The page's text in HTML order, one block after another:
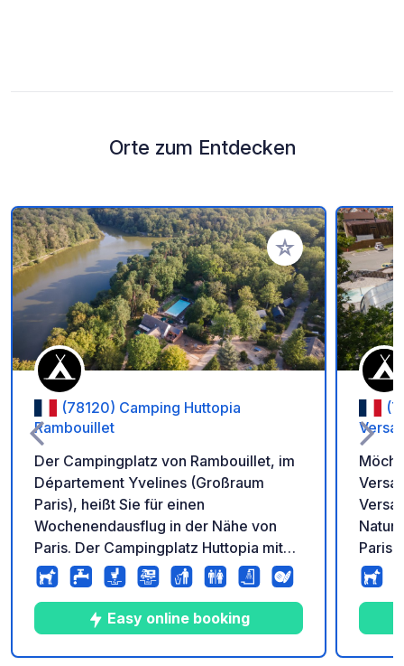
Orte zum Entdecken
Zu Ihren Favoriten
(78120) Camping Huttopia
Rambouillet
Der Campingplatz von Rambouillet, im
Département Yvelines (Großraum
Paris), heißt Sie für einen
Wochenendausflug in der Nähe von
Paris. Der Campingplatz Huttopia mit
seinem ökologischen
Naturschwimmbad liegt im Herzen
eines Staatsforstes am Ufer des
Teiches Etang d’Or und bietet somit
einen schönen Rahmen für Ihren
Easy online booking
Paris
zum